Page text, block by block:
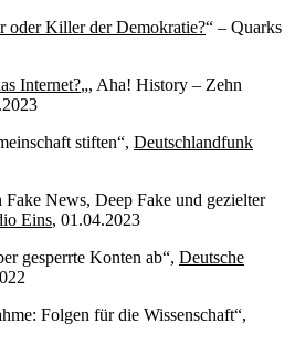
oder Killer der Demokratie?“ – Quarks
Internet?„, Aha! History – Zehn
stiften“, Deutschlandfunk
News, Deep Fake und gezielter
Eins, 01.04.2023
gesperrte Konten ab“, Deutsche
Folgen für die Wissenschaft“,